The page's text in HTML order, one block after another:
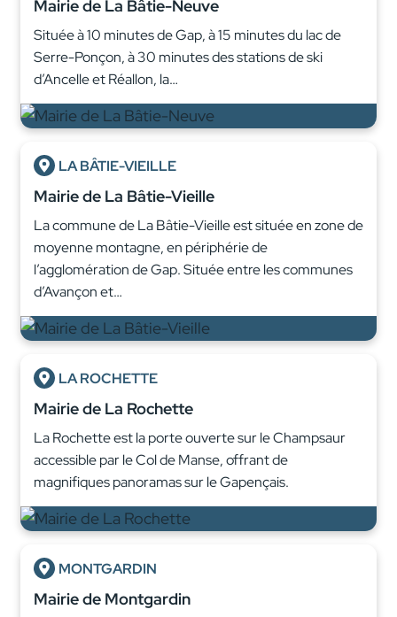
Mairie de La Bâtie-Neuve
Située à 10 minutes de Gap, à 15 minutes du lac de
Serre-Ponçon, à 30 minutes des stations de ski
d’Ancelle et Réallon, la…
LA BÂTIE-VIEILLE
Mairie de La Bâtie-Vieille
La commune de La Bâtie-Vieille est située en zone de
moyenne montagne, en périphérie de
l’agglomération de Gap. Située entre les communes
d’Avançon et…
LA ROCHETTE
Mairie de La Rochette
La Rochette est la porte ouverte sur le Champsaur
accessible par le Col de Manse, offrant de
magnifiques panoramas sur le Gapençais.
MONTGARDIN
Mairie de Montgardin